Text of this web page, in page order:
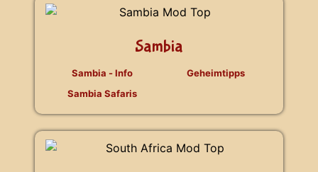
Sambia
Sambia - Info
Sambia Safaris
Geheimtipps